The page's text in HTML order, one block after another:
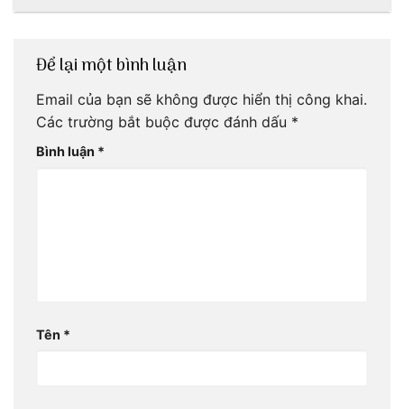
Để lại một bình luận
Email của bạn sẽ không được hiển thị công khai.
Các trường bắt buộc được đánh dấu *
Bình luận *
Tên *